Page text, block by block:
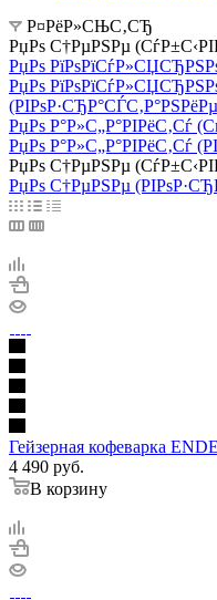
Р¤РёР»СЊС‚СЂ
РџРѕ С†РµРЅРµ
РџРѕ
РџРѕ
РџРѕ Р°Р»С„Р°РІРёС‚Сѓ
РџРѕ Р°Р»С„Р°РІРёС‚Сѓ
РџРѕ С†РµРЅРµ
РџРѕ С†РµРЅРµ
Гейзерная кофеварка
4 490 руб.
В корзину